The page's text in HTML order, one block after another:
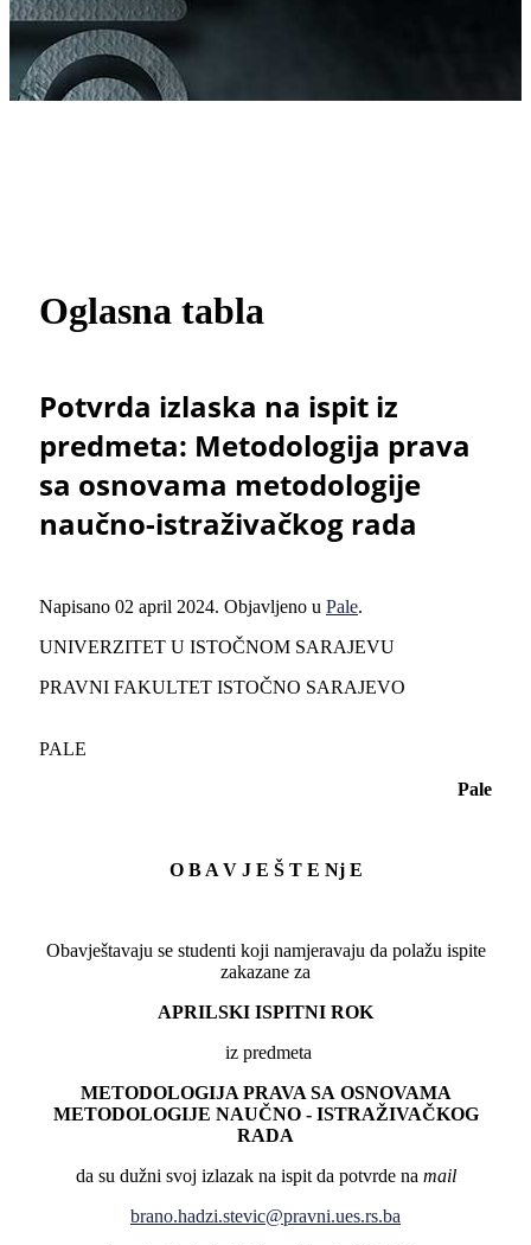
Oglasna tabla
Potvrda izlaska na ispit iz
predmeta: Metodologija prava
sa osnovama metodologije
naučno-istraživačkog rada
Napisano 02 april 2024. Objavljeno u Pale.
UNIVERZITET U ISTOČNOM SARAJEVU
PRAVNI FAKULTET ISTOČNO SARAJEVO
PALE
Pale
O B A V J E Š T E Nj E
Obavještavaju se studenti koji namjeravaju da polažu ispite
zakazane za
APRILSKI ISPITNI ROK
iz predmeta
METODOLOGIJA PRAVA SA OSNOVAMA
METODOLOGIJE NAUČNO - ISTRAŽIVAČKOG
RADA
da su dužni svoj izlazak na ispit da potvrde na mail
brano.hadzi.stevic@pravni.ues.rs.ba